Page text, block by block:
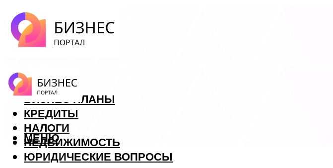
ФОРЕКС
БИЗНЕС ПЛАНЫ
КРЕДИТЫ
НАЛОГИ
НЕДВИЖИМОСТЬ
ЮРИДИЧЕСКИЕ ВОПРОСЫ
МЕНЮ